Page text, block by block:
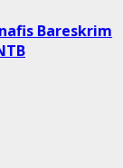
Bareskrim